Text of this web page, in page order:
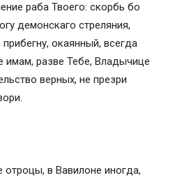
раба Твоего: скорбь бо
демонскаго стреляния,
окаянный, всегда
имам, разве Тебе, Владычице
верных, не презри
в Вавилоне иногдa,